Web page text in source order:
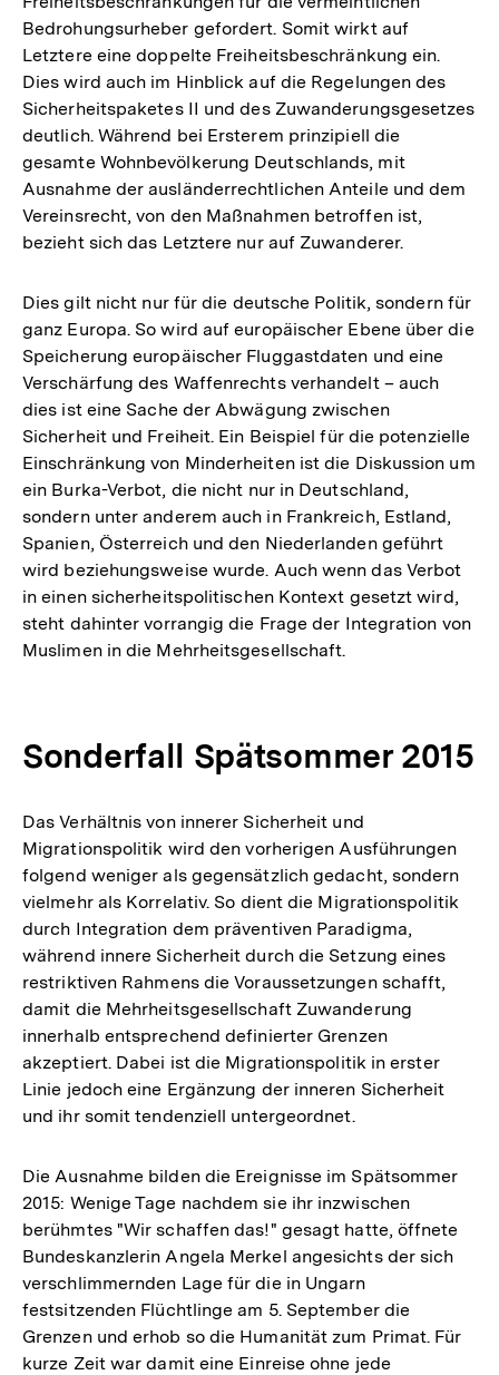
Bedrohungsurheber gefordert. Somit wirkt auf
Letztere eine doppelte Freiheitsbeschränkung ein.
Dies wird auch im Hinblick auf die Regelungen des
Sicherheitspaketes II und des Zuwanderungsgesetzes
deutlich. Während bei Ersterem prinzipiell die
gesamte Wohnbevölkerung Deutschlands, mit
Ausnahme der ausländerrechtlichen Anteile und dem
Vereinsrecht, von den Maßnahmen betroffen ist,
bezieht sich das Letztere nur auf Zuwanderer.
Dies gilt nicht nur für die deutsche Politik, sondern für
ganz Europa. So wird auf europäischer Ebene über die
Speicherung europäischer Fluggastdaten und eine
Verschärfung des Waffenrechts verhandelt – auch
dies ist eine Sache der Abwägung zwischen
Sicherheit und Freiheit. Ein Beispiel für die potenzielle
Einschränkung von Minderheiten ist die Diskussion um
ein Burka-Verbot, die nicht nur in Deutschland,
sondern unter anderem auch in Frankreich, Estland,
Spanien, Österreich und den Niederlanden geführt
wird beziehungsweise wurde. Auch wenn das Verbot
in einen sicherheitspolitischen Kontext gesetzt wird,
steht dahinter vorrangig die Frage der Integration von
Muslimen in die Mehrheitsgesellschaft.
Sonderfall Spätsommer 2015
Das Verhältnis von innerer Sicherheit und
Migrationspolitik wird den vorherigen Ausführungen
folgend weniger als gegensätzlich gedacht, sondern
vielmehr als Korrelativ. So dient die Migrationspolitik
durch Integration dem präventiven Paradigma,
während innere Sicherheit durch die Setzung eines
restriktiven Rahmens die Voraussetzungen schafft,
damit die Mehrheitsgesellschaft Zuwanderung
innerhalb entsprechend definierter Grenzen
akzeptiert. Dabei ist die Migrationspolitik in erster
Linie jedoch eine Ergänzung der inneren Sicherheit
und ihr somit tendenziell untergeordnet.
Die Ausnahme bilden die Ereignisse im Spätsommer
2015: Wenige Tage nachdem sie ihr inzwischen
berühmtes "Wir schaffen das!" gesagt hatte, öffnete
Bundeskanzlerin Angela Merkel angesichts der sich
verschlimmernden Lage für die in Ungarn
festsitzenden Flüchtlinge am 5. September die
Grenzen und erhob so die Humanität zum Primat. Für
kurze Zeit war damit eine Einreise ohne jede